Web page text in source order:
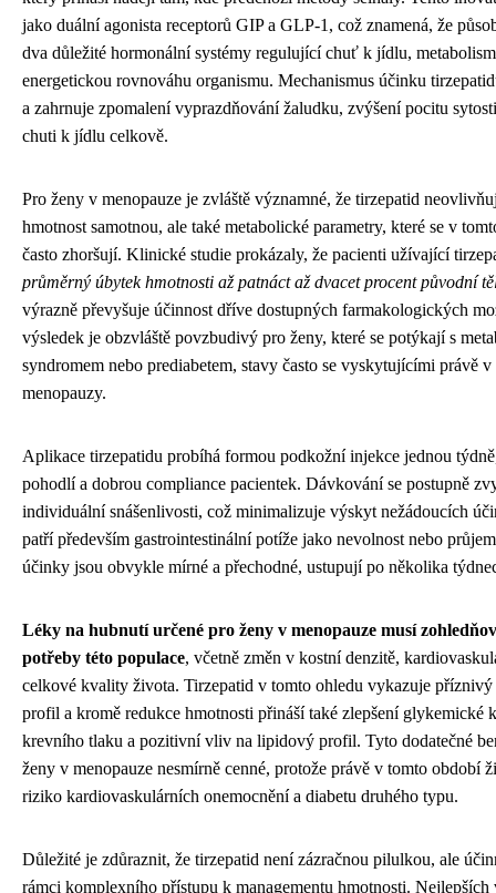
jako duální agonista receptorů GIP a GLP-1, což znamená, že
dva důležité hormonální systémy regulující chuť k jídlu,
energetickou rovnováhu organismu. Mechanismus účinku
a zahrnuje zpomalení vyprazdňování žaludku, zvýšení pocitu
chuti k jídlu celkově.
Pro ženy v menopauze je zvláště významné, že tirzepatid
hmotnost samotnou, ale také metabolické parametry, které se v
často zhoršují. Klinické studie prokázaly, že pacienti užívající
průměrný úbytek hmotnosti až patnáct až dvacet procent původní
výrazně převyšuje účinnost dříve dostupných farmakologických
výsledek je obzvláště povzbudivý pro ženy, které se potýkají s
syndromem nebo prediabetem, stavy často se vyskytujícími právě
menopauzy.
Aplikace tirzepatidu probíhá formou podkožní injekce jednou
pohodlí a dobrou compliance pacientek. Dávkování se postupně
individuální snášenlivosti, což minimalizuje výskyt nežádoucích
patří především gastrointestinální potíže jako nevolnost nebo
účinky jsou obvykle mírné a přechodné, ustupují po několika
Léky na hubnutí určené pro ženy v menopauze musí
potřeby této populace, včetně změn v kostní denzitě,
celkové kvality života. Tirzepatid v tomto ohledu vykazuje příznivý
profil a kromě redukce hmotnosti přináší také zlepšení glykemické
krevního tlaku a pozitivní vliv na lipidový profil. Tyto dodatečné
ženy v menopauze nesmírně cenné, protože právě v tomto období
riziko kardiovaskulárních onemocnění a diabetu druhého typu.
Důležité je zdůraznit, že tirzepatid není zázračnou pilulkou, ale
rámci komplexního přístupu k managementu hmotnosti. Nejlepších